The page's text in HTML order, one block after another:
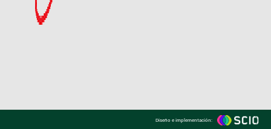
Diseño e implementación: